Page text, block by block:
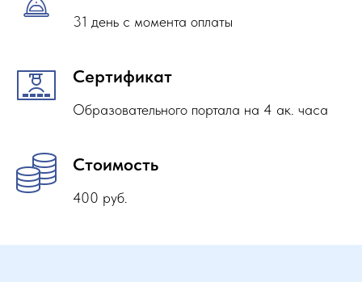
31 день с момента оплаты
Сертификат
Образовательного портала на 4 ак. часа
Стоимость
400 руб.